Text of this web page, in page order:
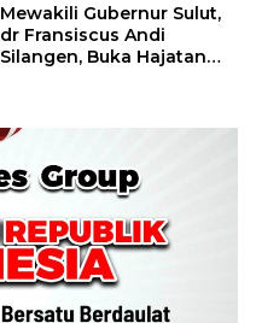
Mewakili Gubernur Sulut,
dr Fransiscus Andi
Silangen, Buka Hajatan